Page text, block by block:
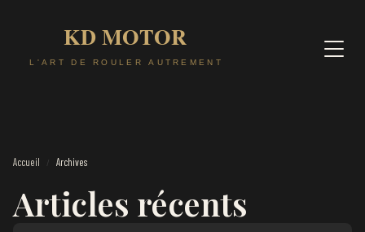
Accueil / Archives
Articles récents